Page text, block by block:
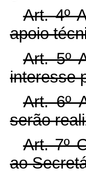
Art. 4º
apoio
Art. 5º
interesse
Art. 6º
serão
Art. 7º
ao